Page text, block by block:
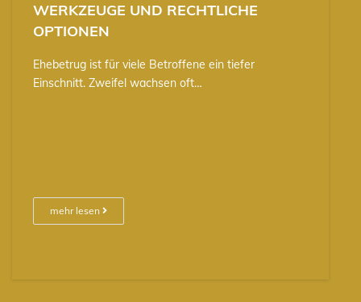
WERKZEUGE UND RECHTLICHE
OPTIONEN
Ehebetrug ist für viele Betroffene ein tiefer
Einschnitt. Zweifel wachsen oft…
mehr lesen